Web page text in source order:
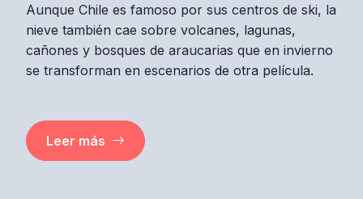
Aunque Chile es famoso por sus centros de ski, la
nieve también cae sobre volcanes, lagunas,
cañones y bosques de araucarias que en invierno
se transforman en escenarios de otra película.
Leer más